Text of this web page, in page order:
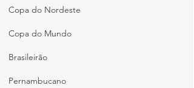
Copa do Nordeste
Copa do Mundo
Brasileirão
Pernambucano